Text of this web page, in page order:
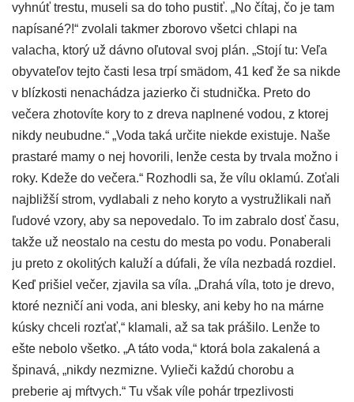
vyhnúť trestu, museli sa do toho pustiť. „No čítaj, čo je tam
napísané?!“ zvolali takmer zborovo všetci chlapi na
valacha, ktorý už dávno oľutoval svoj plán. „Stojí tu: Veľa
obyvateľov tejto časti lesa trpí smädom, 41 keď že sa nikde
v blízkosti nenachádza jazierko či studnička. Preto do
večera zhotovíte kory to z dreva naplnené vodou, z ktorej
nikdy neubudne.“ „Voda taká určite niekde existuje. Naše
prastaré mamy o nej hovorili, lenže cesta by trvala možno i
roky. Kdeže do večera.“ Rozhodli sa, že vílu oklamú. Zoťali
najbližší strom, vydlabali z neho koryto a vystružlikali naň
ľudové vzory, aby sa nepovedalo. To im zabralo dosť času,
takže už neostalo na cestu do mesta po vodu. Ponaberali
ju preto z okolitých kaluží a dúfali, že víla nezbadá rozdiel.
Keď prišiel večer, zjavila sa víla. „Drahá víla, toto je drevo,
ktoré nezničí ani voda, ani blesky, ani keby ho na márne
kúsky chceli rozťať,“ klamali, až sa tak prášilo. Lenže to
ešte nebolo všetko. „A táto voda,“ ktorá bola zakalená a
špinavá, „nikdy nezmizne. Vylieči každú chorobu a
preberie aj mŕtvych.“ Tu však víle pohár trpezlivosti